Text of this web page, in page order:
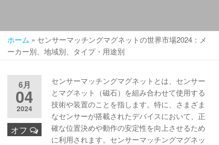
ホーム » センサーマッチングマグネットの世界市場2024：メ
ーカー別、地域別、タイプ・用途別
6月
04
2024
オフ
センサーマッチングマグネットとは、センサー
とマグネット（磁石）を組み合わせて使用する
技術や装置のことを指します。特に、さまざま
なセンサーが搭載されたデバイスにおいて、正
確な位置決めや動作の安定性を向上させるため
に利用されます。センサーマッチングマグネッ